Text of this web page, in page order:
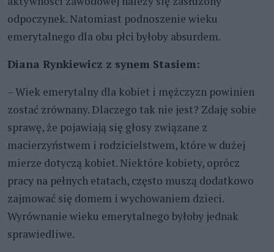
odpoczynek. Natomiast podnoszenie wieku
emerytalnego dla obu płci byłoby absurdem.
Diana Rynkiewicz z synem Stasiem:
– Wiek emerytalny dla kobiet i mężczyzn powinien
zostać zrównany. Dlaczego tak nie jest? Zdaję sobie
sprawę, że pojawiają się głosy związane z
macierzyństwem i rodzicielstwem, które w dużej
mierze dotyczą kobiet. Niektóre kobiety, oprócz
pracy na pełnych etatach, często muszą dodatkowo
zajmować się domem i wychowaniem dzieci.
Wyrównanie wieku emerytalnego byłoby jednak
sprawiedliwe.